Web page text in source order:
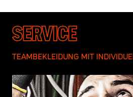
SERVICE
TEAMBEKLEIDUNG MIT